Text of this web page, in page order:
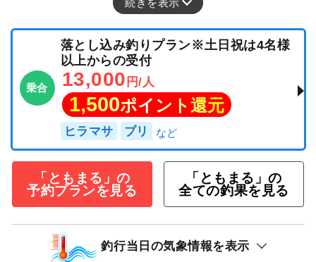
続きを表示
乗合
落とし込み釣りプラン※土日祝は4名様
以上からの受付
13,000 円/人
1,500ポイント還元
ヒラマサ ブリ
「ともまる」の
予約プランを見る
「ともまる」の
全ての釣果を見る
釣行当日の気象情報を表示